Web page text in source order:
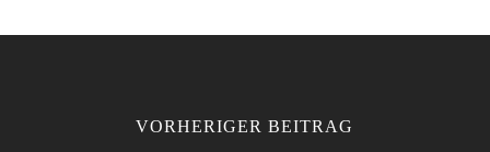
VORHERIGER BEITRAG